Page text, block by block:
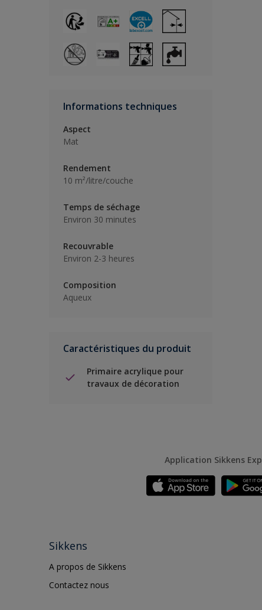
Informations techniques
Aspect
Mat
Rendement
10 m²/litre/couche
Temps de séchage
Environ 30 minutes
Recouvrable
Environ 2-3 heures
Composition
Aqueux
Caractéristiques du produit
Primaire acrylique pour
travaux de décoration
Application Sikkens
Sikkens
A propos de Sikkens
Contactez nous